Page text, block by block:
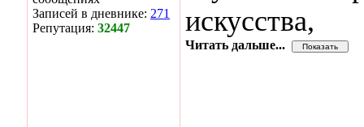
Записей в дневнике: 271
Репутация: 32447
искусства,
Читать дальше...